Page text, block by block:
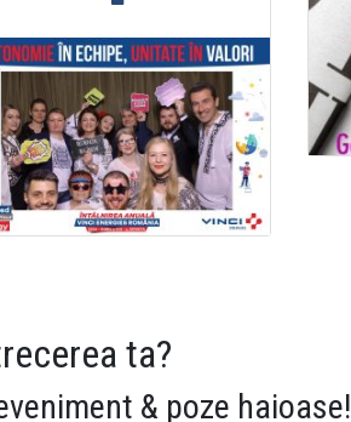
ta?
& poze haioase!